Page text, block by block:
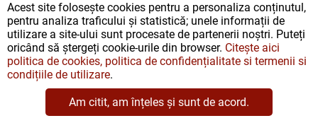
Acest site folosește cookies pentru a personaliza conținutul,
pentru analiza traficului și statistică; unele informații de
utilizare a site-ului sunt procesate de partenerii noștri. Puteți
oricând să ștergeți cookie-urile din browser. Citește aici
politica de cookies, politica de confidențialitate si termenii si
condițiile de utilizare.
Am citit, am înțeles și sunt de acord.